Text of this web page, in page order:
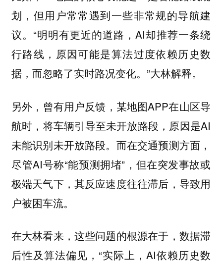
划，但用户常常遇到一些非常规的导航建
议。“明明有更近的道路，AI却推荐一条绕
行路线，原因可能是算法过度依赖历史数
据，而忽略了实时路况变化。”大林解释。
另外，曾有用户反馈，某地图APP在山区导
航时，将车辆引导至未开放路段，原因是AI
未能识别未开放路段。而在交通预测方面，
尽管AI号称“能预测拥堵”，但在突发事故或
极端天气下，其反应速度往往滞后，导致用
户被困车流。
在大林看来，这些问题的根源在于，数据滞
后性及算法偏见，“实际上，AI依赖历史数